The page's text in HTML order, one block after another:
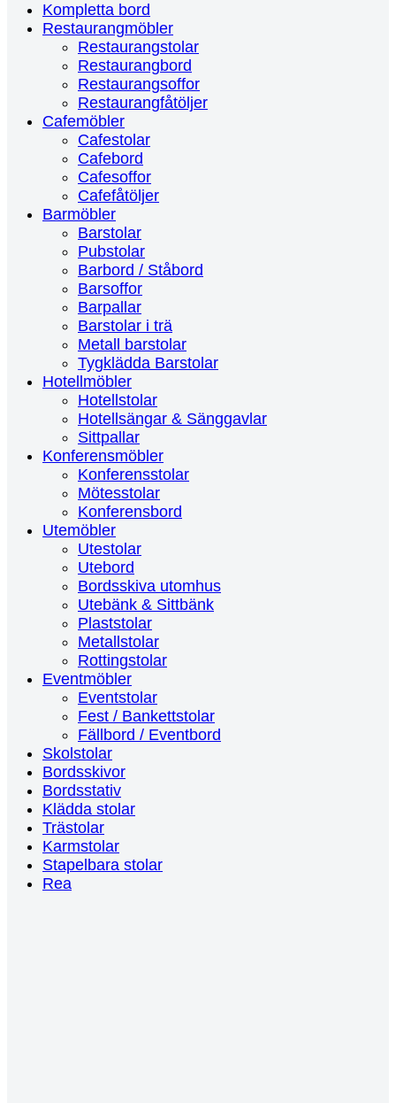
Kompletta bord
Restaurangmöbler
Restaurangstolar
Restaurangbord
Restaurangsoffor
Restaurangfåtöljer
Cafemöbler
Cafestolar
Cafebord
Cafesoffor
Cafefåtöljer
Barmöbler
Barstolar
Pubstolar
Barbord / Ståbord
Barsoffor
Barpallar
Barstolar i trä
Metall barstolar
Tygklädda Barstolar
Hotellmöbler
Hotellstolar
Hotellsängar & Sänggavlar
Sittpallar
Konferensmöbler
Konferensstolar
Mötesstolar
Konferensbord
Utemöbler
Utestolar
Utebord
Bordsskiva utomhus
Utebänk & Sittbänk
Plaststolar
Metallstolar
Rottingstolar
Eventmöbler
Eventstolar
Fest / Bankettstolar
Fällbord / Eventbord
Skolstolar
Bordsskivor
Bordsstativ
Klädda stolar
Trästolar
Karmstolar
Stapelbara stolar
Rea